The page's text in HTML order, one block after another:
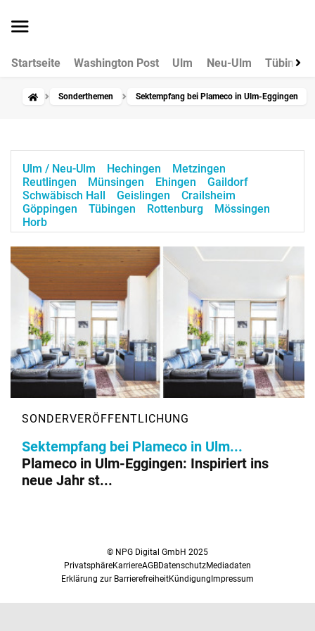
Startseite Washington Post Ulm Neu-Ulm Tübingen
Sonderthemen Sektempfang bei Plameco in Ulm-Eggingen
Ulm / Neu-Ulm Hechingen
Metzingen
Reutlingen
Münsingen Ehingen
Gaildorf
Schwäbisch Hall
Geislingen
Crailsheim
Göppingen
Tübingen Rottenburg
Mössingen
Horb
Sektempfang bei Plameco in Ulm...
Plameco in Ulm-Eggingen: Inspiriert ins
neue Jahr st...
© NPG Digital GmbH 2025
PrivatsphäreKarriereAGBDatenschutzMediadaten
Erklärung zur BarrierefreiheitKündigungImpressum